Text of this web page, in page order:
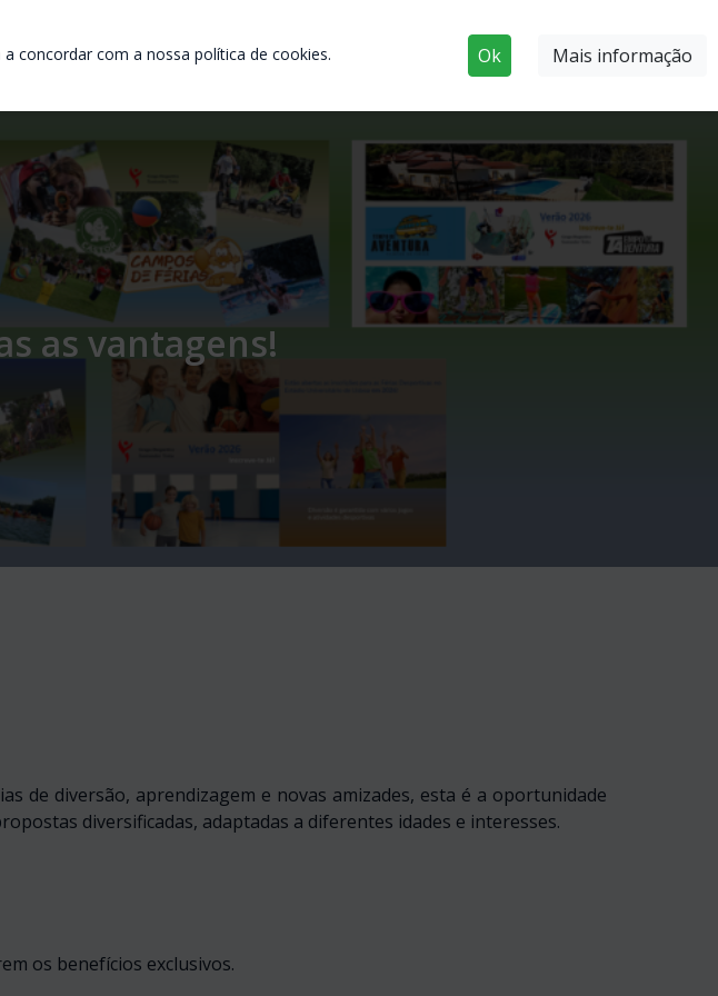
concordar com a nossa política de cookies. Ok Mais informação
as vantagens!
de diversão, aprendizagem e novas amizades, esta é a oportunidade
diversificadas, adaptadas a diferentes idades e interesses.
os benefícios exclusivos.